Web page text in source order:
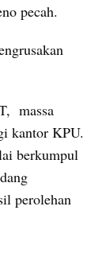
pecah.
massa
kantor KPU.
berkumpul
perolehan